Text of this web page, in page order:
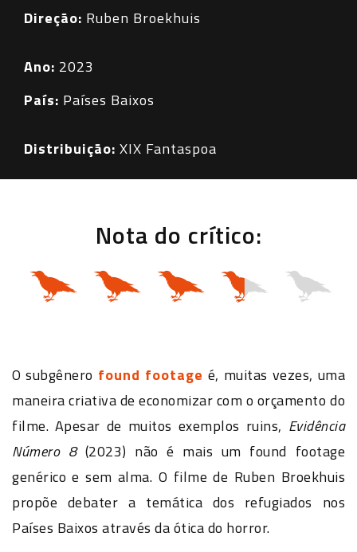
Direção: Ruben Broekhuis
Ano: 2023
País: Países Baixos
Distribuição: XIX Fantaspoa
Nota do crítico:
O subgênero found footage é, muitas vezes, uma
maneira criativa de economizar com o orçamento do
filme. Apesar de muitos exemplos ruins, Evidência
Número 8(2023) não é mais um found footage
genérico e sem alma. O filme de Ruben Broekhuis
propõe debater a temática dos refugiados nos
Países Baixos através da ótica do horror.